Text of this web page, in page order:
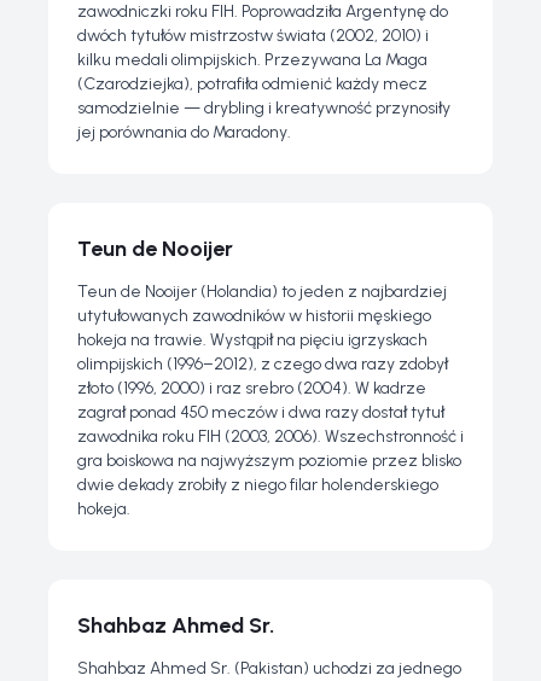
zawodniczki roku FIH. Poprowadziła Argentynę do
dwóch tytułów mistrzostw świata (2002, 2010) i
kilku medali olimpijskich. Przezywana La Maga
(Czarodziejka), potrafiła odmienić każdy mecz
samodzielnie — drybling i kreatywność przynosiły
jej porównania do Maradony.
Teun de Nooijer
Teun de Nooijer (Holandia) to jeden z najbardziej
utytułowanych zawodników w historii męskiego
hokeja na trawie. Wystąpił na pięciu igrzyskach
olimpijskich (1996–2012), z czego dwa razy zdobył
złoto (1996, 2000) i raz srebro (2004). W kadrze
zagrał ponad 450 meczów i dwa razy dostał tytuł
zawodnika roku FIH (2003, 2006). Wszechstronność i
gra boiskowa na najwyższym poziomie przez blisko
dwie dekady zrobiły z niego filar holenderskiego
hokeja.
Shahbaz Ahmed Sr.
Shahbaz Ahmed Sr. (Pakistan) uchodzi za jednego